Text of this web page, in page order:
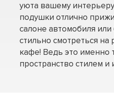
уюта вашему
подушки отлично
салоне автомобиля
стильно смотреться
кафе! Ведь это именно
пространство стилем